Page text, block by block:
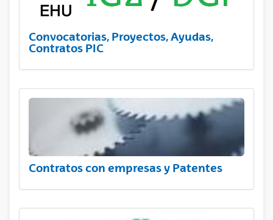
Convocatorias, Proyectos, Ayudas,
Contratos PIC
Contratos con empresas y Patentes